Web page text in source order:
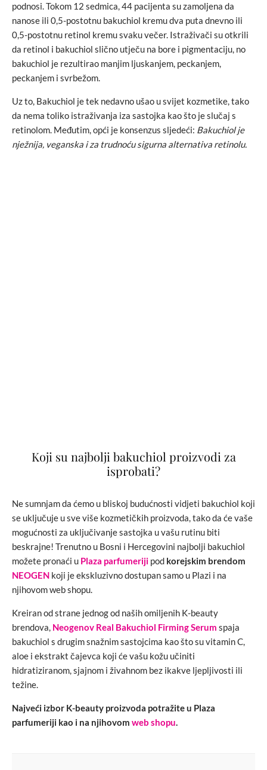
podnosi. Tokom 12 sedmica, 44 pacijenta su zamoljena da
nanose ili 0,5-postotnu bakuchiol kremu dva puta dnevno ili
0,5-postotnu retinol kremu svaku večer. Istraživači su otkrili
da retinol i bakuchiol slično utječu na bore i pigmentaciju, no
bakuchiol je rezultirao manjim ljuskanjem, peckanjem,
peckanjem i svrbežom.
Uz to, Bakuchiol je tek nedavno ušao u svijet kozmetike, tako
da nema toliko istraživanja iza sastojka kao što je slučaj s
retinolom. Međutim, opći je konsenzus sljedeći: Bakuchiol je
nježnija, veganska i za trudnoću sigurna alternativa retinolu.
Koji su najbolji bakuchiol proizvodi za
isprobati?
Ne sumnjam da ćemo u bliskoj budućnosti vidjeti bakuchiol koji
se uključuje u sve više kozmetičkih proizvoda, tako da će vaše
mogućnosti za uključivanje sastojka u vašu rutinu biti
beskrajne! Trenutno u Bosni i Hercegovini najbolji bakuchiol
možete pronaći u Plaza parfumeriji pod korejskim brendom
NEOGEN koji je ekskluzivno dostupan samo u Plazi i na
njihovom web shopu.
Kreiran od strane jednog od naših omiljenih K-beauty
brendova, Neogenov Real Bakuchiol Firming Serum spaja
bakuchiol s drugim snažnim sastojcima kao što su vitamin C,
aloe i ekstrakt čajevca koji će vašu kožu učiniti
hidratiziranom, sjajnom i živahnom bez ikakve ljepljivosti ili
težine.
Najveći izbor K-beauty proizvoda potražite u Plaza
parfumeriji kao i na njihovom web shopu.